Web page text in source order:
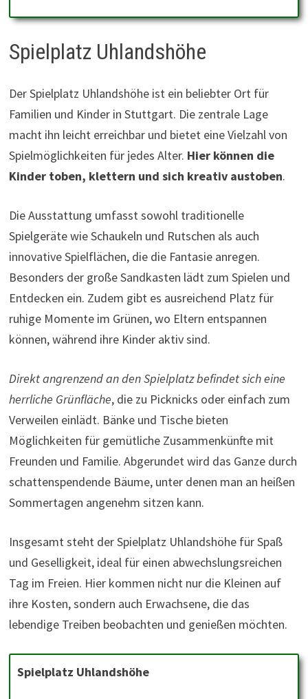
Spielplatz Uhlandshöhe
Der Spielplatz Uhlandshöhe ist ein beliebter Ort für
Familien und Kinder in Stuttgart. Die zentrale Lage
macht ihn leicht erreichbar und bietet eine Vielzahl von
Spielmöglichkeiten für jedes Alter. Hier können die
Kinder toben, klettern und sich kreativ austoben.
Die Ausstattung umfasst sowohl traditionelle
Spielgeräte wie Schaukeln und Rutschen als auch
innovative Spielflächen, die die Fantasie anregen.
Besonders der große Sandkasten lädt zum Spielen und
Entdecken ein. Zudem gibt es ausreichend Platz für
ruhige Momente im Grünen, wo Eltern entspannen
können, während ihre Kinder aktiv sind.
Direkt angrenzend an den Spielplatz befindet sich eine
herrliche Grünfläche, die zu Picknicks oder einfach zum
Verweilen einlädt. Bänke und Tische bieten
Möglichkeiten für gemütliche Zusammenkünfte mit
Freunden und Familie. Abgerundet wird das Ganze durch
schattenspendende Bäume, unter denen man an heißen
Sommertagen angenehm sitzen kann.
Insgesamt steht der Spielplatz Uhlandshöhe für Spaß
und Geselligkeit, ideal für einen abwechslungsreichen
Tag im Freien. Hier kommen nicht nur die Kleinen auf
ihre Kosten, sondern auch Erwachsene, die das
lebendige Treiben beobachten und genießen möchten.
Spielplatz Uhlandshöhe